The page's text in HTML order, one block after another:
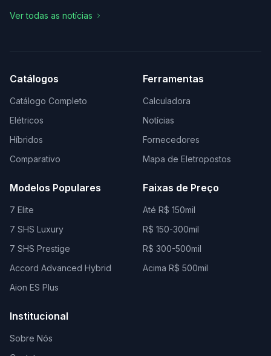
Ver todas as notícias
Catálogos
Catálogo Completo
Elétricos
Híbridos
Comparativo
Ferramentas
Calculadora
Notícias
Fornecedores
Mapa de Eletropostos
Modelos Populares
7 Elite
7 SHS Luxury
7 SHS Prestige
Accord Advanced Hybrid
Aion ES Plus
Faixas de Preço
Até R$ 150mil
R$ 150-300mil
R$ 300-500mil
Acima R$ 500mil
Institucional
Sobre Nós